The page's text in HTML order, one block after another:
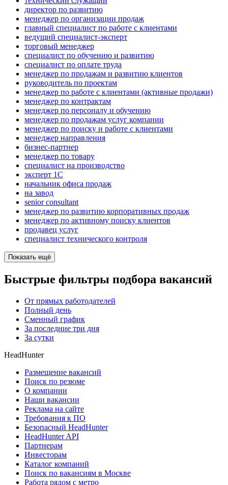
директор по развитию
менеджер по организации продаж
главный специалист по работе с клиентами
ведущий специалист-эксперт
торговый менеджер
специалист по обучению и развитию
специалист по оплате труда
менеджер по продажам и развитию клиентов
руководитель по проектам
менеджер по работе с клиентами (активные продажи)
менеджер по контрактам
менеджер по персоналу и обучению
менеджер по продажам услуг компании
менеджер по поиску и работе с клиентами
менеджер направления
бизнес-партнер
менеджер по товару
специалист на производство
эксперт 1С
начальник офиса продаж
на завод
senior consultant
менеджер по развитию корпоративных продаж
менеджер по активному поиску клиентов
продавец услуг
специалист технического контроля
Показать ещё
Быстрые фильтры подбора вакансий
От прямых работодателей
Полный день
Сменный график
За последние три дня
За сутки
HeadHunter
Размещение вакансий
Поиск по резюме
О компании
Наши вакансии
Реклама на сайте
Требования к ПО
Безопасный HeadHunter
HeadHunter API
Партнерам
Инвесторам
Каталог компаний
Поиск по вакансиям в Москве
Работа рядом с метро